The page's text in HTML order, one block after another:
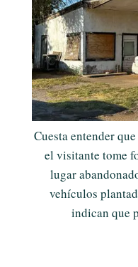
Cuesta entender
el visitante tome
lugar
vehículos
indican que